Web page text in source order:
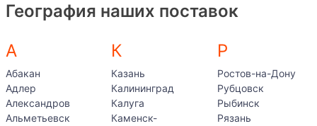
География наших поставок
А
Абакан
Адлер
Александров
Альметьевск
К
Казань
Калининград
Калуга
Каменск-
Р
Ростов-на-Дону
Рубцовск
Рыбинск
Рязань